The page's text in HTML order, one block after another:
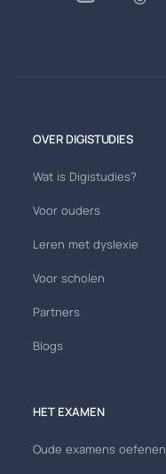
OVER DIGISTUDIES
Wat is Digistudies?
Voor ouders
Leren met dyslexie
Voor scholen
Partners
Blogs
HET EXAMEN
Oude examens oefenen